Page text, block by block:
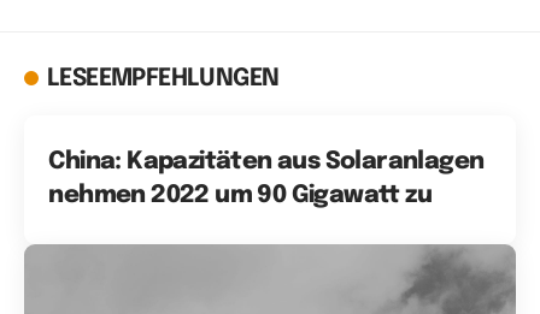
LESEEMPFEHLUNGEN
China: Kapazitäten aus Solaranlagen
nehmen 2022 um 90 Gigawatt zu